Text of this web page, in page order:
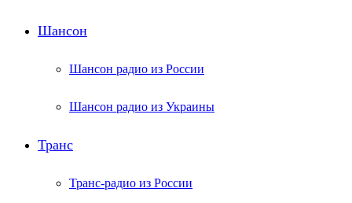
Шансон
Шансон радио из России
Шансон радио из Украины
Транс
Транс-радио из России